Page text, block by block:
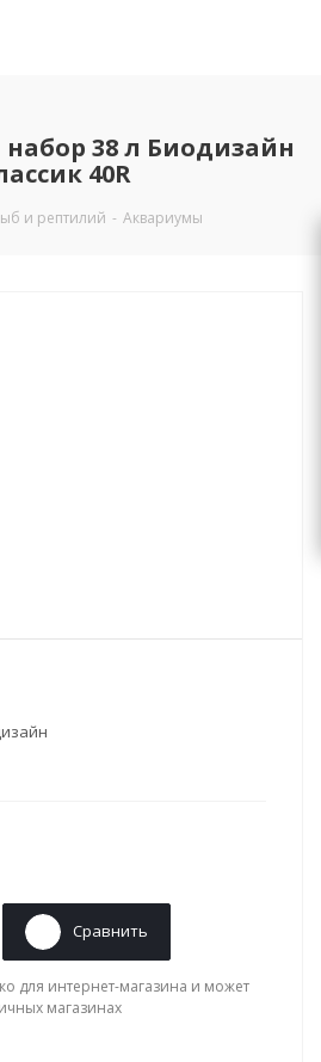
38 л Биодизайн
40R
и рептилий - Аквариумы
Сравнить
для интернет-магазина и может
магазинах